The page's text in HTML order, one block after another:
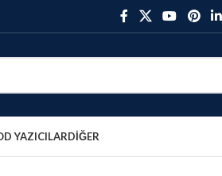
YAZICILARDIĞER